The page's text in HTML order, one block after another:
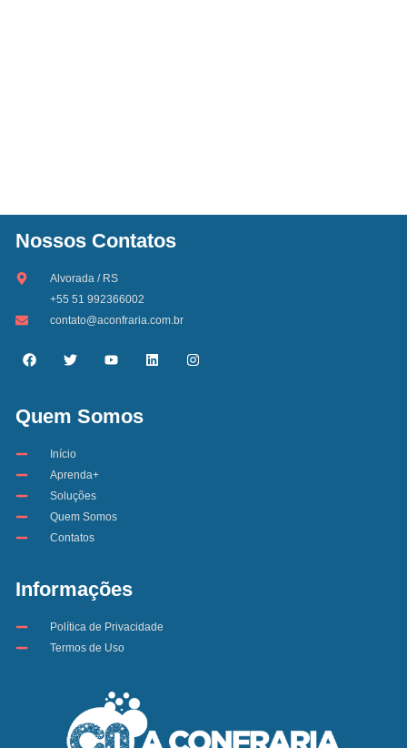
Nossos Contatos
Alvorada / RS
+55 51 992366002
contato@aconfraria.com.br
Quem Somos
Início
Aprenda+
Soluções
Quem Somos
Contatos
Informações
Política de Privacidade
Termos de Uso